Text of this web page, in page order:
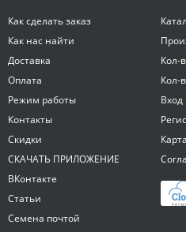
Как сделать заказ
Как нас найти
Доставка
Оплата
Режим работы
Контакты
Скидки
СКАЧАТЬ ПРИЛОЖЕНИЕ
ВКонтакте
Статьи
Семена почтой
Кол-
Кол-
Вход